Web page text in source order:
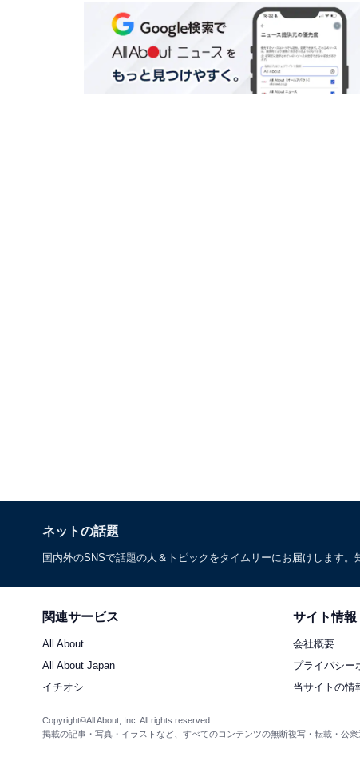
ネットの話題
国内外のSNSで話題の人＆トピックをタイムリーにお届けします
関連サービス
All About
All About Japan
イチオシ
サイト情報
会社概要
プライバシー
当サイトの情
Copyright©All About, Inc. All rights reserved.
掲載の記事・写真・イラストなど、すべてのコンテンツの無断複写・転載・公衆